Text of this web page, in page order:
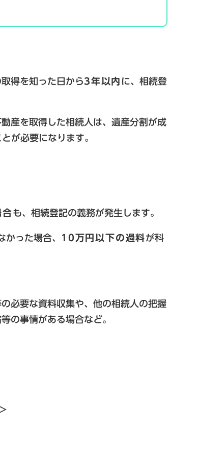
得を知った日から3年以内 に、相続登
産を取得した相続人は、遺産分割が成
が必要になります。
も、相続登記の義務が発生します。
かった場合、 10万円以下の過料が科
必要な資料収集や、他の相続人の把握
の事情がある場合など。